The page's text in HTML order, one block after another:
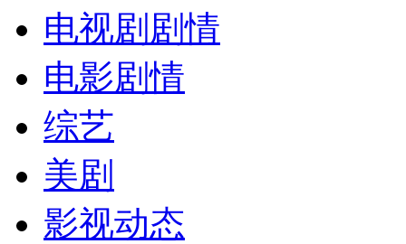
电视剧剧情
电影剧情
综艺
美剧
影视动态